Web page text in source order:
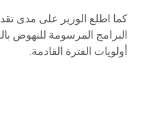
كما اطلع الوزير على مدى
البرامج المرسومة للنهوض
أولويات الفترة القادمة.